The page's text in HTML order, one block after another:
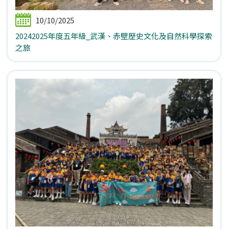
10/10/2025
20242025年度五年級_武漢、赤壁歷史文化及自然科學探索
之旅